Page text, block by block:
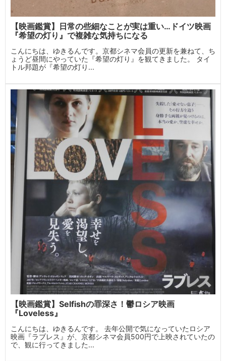
【映画鑑賞】日常の些細なことが実は重い…ドイツ映画
『希望の灯り』で複雑な気持ちになる
こんにちは、ゆきるんです。京都シネマ会員の更新を兼ねて、ち
ょうど昼間にやっていた『希望の灯り』を観てきました。 タイ
トル邦題が『希望の灯り...
【映画鑑賞】Selfishの罪深さ！鬱ロシア映画
『Loveless』
こんにちは、ゆきるんです。 去年公開で気になっていたロシア
映画『ラブレス』が、京都シネマ会員500円で上映されていたの
で、観に行ってきました...